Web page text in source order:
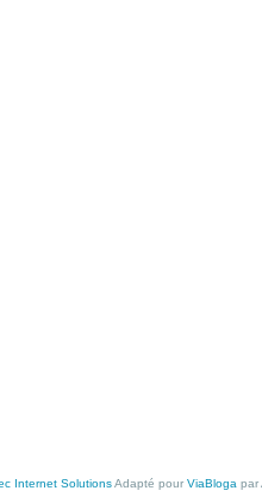
Internet SolutionsAdapté pour ViaBloga par